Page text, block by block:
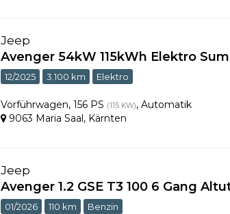
Jeep
Avenger 54kW 115kWh Elektro
12/2025 3.100 km Elektro
Vorführwagen,156 PS (115 KW),Automatik
9063 Maria Saal, Kärnten
Jeep
Avenger 1.2 GSE T3 100 6 Gang
01/2026 110 km Benzin